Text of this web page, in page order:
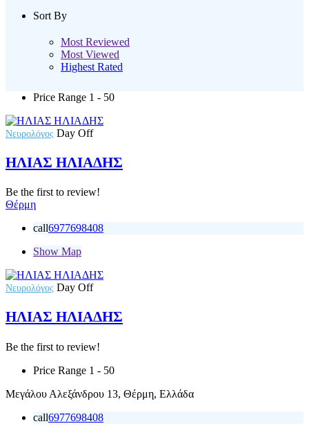
Sort By
Most Reviewed
Most Viewed
Highest Rated
Price Range 1 - 50
Νευρολόγος Day Off
ΗΛΙΑΣ ΗΛΙΑΔΗΣ
Be the first to review!
Θέρμη
call6977698408
Show Map
Νευρολόγος Day Off
ΗΛΙΑΣ ΗΛΙΑΔΗΣ
Be the first to review!
Price Range 1 - 50
Μεγάλου Αλεξάνδρου 13, Θέρμη, Ελλάδα
call6977698408